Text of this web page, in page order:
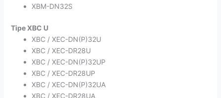
XBM-DN32S
Tipe XBC U
XBC / XEC-DN(P)32U
XBC / XEC-DR28U
XBC / XEC-DN(P)32UP
XBC / XEC-DR28UP
XBC / XEC-DN(P)32UA
XBC / XEC-DR28UA